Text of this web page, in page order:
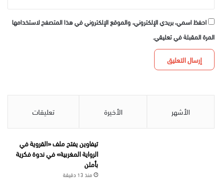
احفظ اسمي، بريدي الإلكتروني، والموقع الإلكتروني في هذا المتصفح لاستخدامها
المرة المقبلة في تعليقي.
الأشهر الأخيرة تعليقات
تيفاوين يفتح ملف «القروية في
الرواية المغربية» في ندوة فكرية
بأملن
منذ 13 دقيقة